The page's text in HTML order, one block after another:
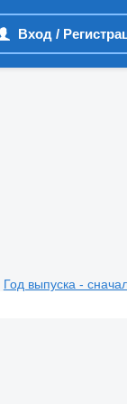
Вход /
Год выпуска -